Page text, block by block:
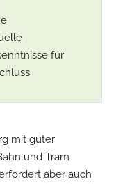
für
mit guter
und Tram
aber auch